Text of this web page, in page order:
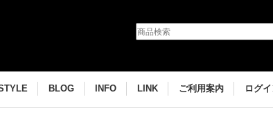
BLOG INFO LINK ご利用案内 ログ